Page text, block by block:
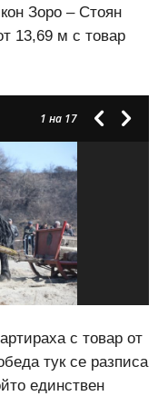
Зоро – Стоян
13,69 м с товар
1 на 17
с товар от
тук се разписа
единствен